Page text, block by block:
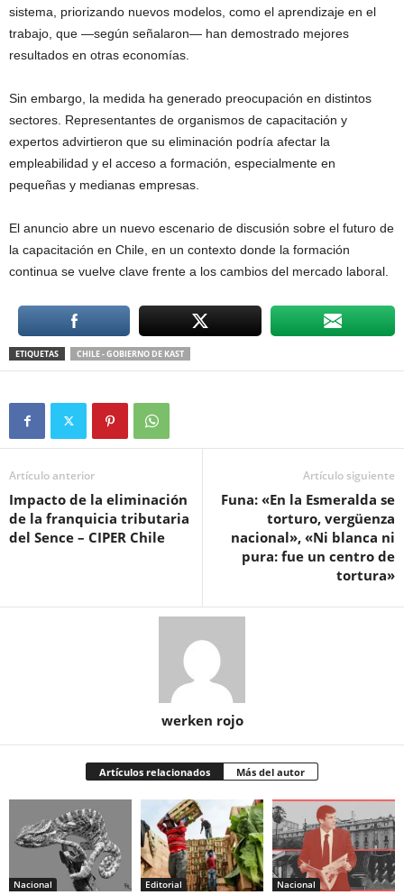
sistema, priorizando nuevos modelos, como el aprendizaje en el
trabajo, que —según señalaron— han demostrado mejores
resultados en otras economías.
Sin embargo, la medida ha generado preocupación en distintos
sectores. Representantes de organismos de capacitación y
expertos advirtieron que su eliminación podría afectar la
empleabilidad y el acceso a formación, especialmente en
pequeñas y medianas empresas.
El anuncio abre un nuevo escenario de discusión sobre el futuro de
la capacitación en Chile, en un contexto donde la formación
continua se vuelve clave frente a los cambios del mercado laboral.
ETIQUETAS CHILE - GOBIERNO DE KAST
Artículo anterior
Impacto de la eliminación
de la franquicia tributaria
del Sence – CIPER Chile
Artículo siguiente
Funa: «En la Esmeralda se
torturo, vergüenza
nacional», «Ni blanca ni
pura: fue un centro de
tortura»
werken rojo
Artículos relacionados Más del autor
Nacional Editorial Nacional